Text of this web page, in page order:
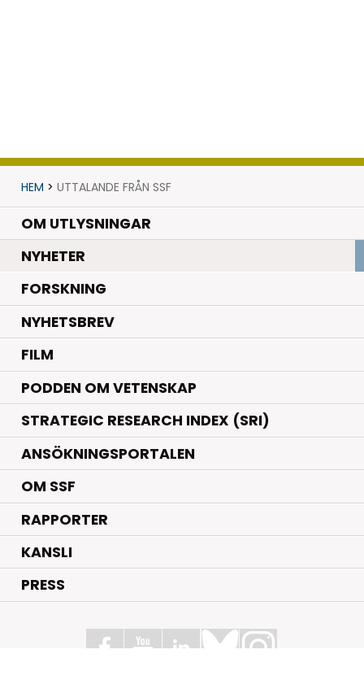
HEM > UTTALANDE FRÅN SSF
OM UTLYSNINGAR
NYHETER.
FORSKNING.
NYHETSBREV
FILM
PODDEN OM VETENSKAP
STRATEGIC RESEARCH INDEX (SRI)
ANSÖKNINGSPORTALEN
OM SSF
RAPPORTER
KANSLI
PRESS